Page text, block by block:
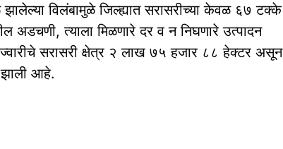
विलंबामुळे जिल्ह्यात सरासरीच्या केवळ ६७ टक्के
अडचणी, त्याला मिळणारे दर व न निघणारे उत्पादन
ज्वारीचे सरासरी क्षेत्र २ लाख ७५ हजार ८८ हेक्टर असून
आहे.